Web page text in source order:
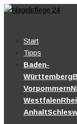
Start
Tipps
Baden-
Württemberg
Vorpommern
Westfalen
Anhalt